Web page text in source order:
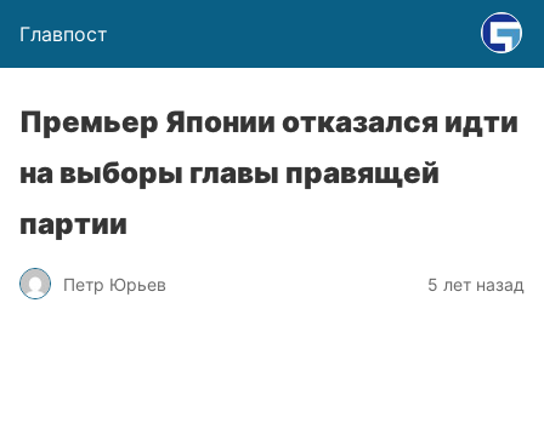
Главпост
Премьер Японии отказался идти
на выборы главы правящей
партии
Петр Юрьев 5 лет назад